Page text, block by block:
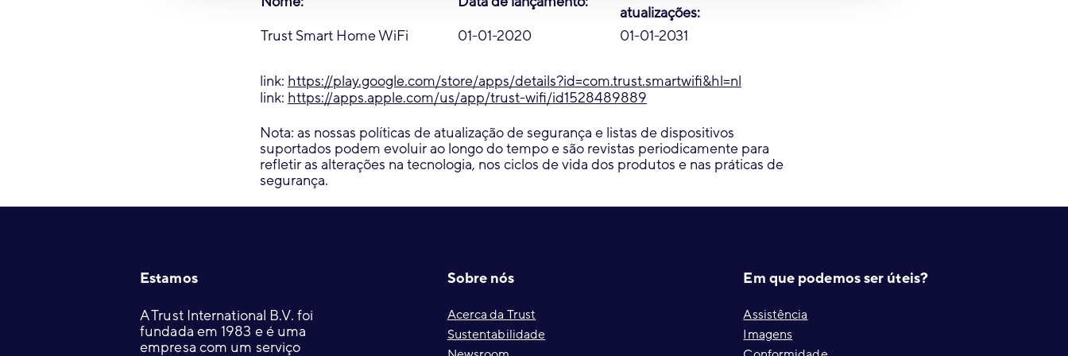
atualizações:
Trust Smart Home WiFi
01-01-2020 01-01-2031
link: https://play.google.com/store/apps/details?id=com.trust.smartwifi&hl=nl
link: https://apps.apple.com/us/app/trust-wifi/id1528489889
Nota: as nossas políticas de atualização de segurança e listas de dispositivos
suportados podem evoluir ao longo do tempo e são revistas periodicamente para
refletir as alterações na tecnologia, nos ciclos de vida dos produtos e nas práticas de
segurança.
Estamos
A Trust International B.V. foi
fundada em 1983 e é uma
empresa com um serviço
Sobre nós
Acerca da Trust
Sustentabilidade
Em que podemos ser úteis?
Assistência
Imagens